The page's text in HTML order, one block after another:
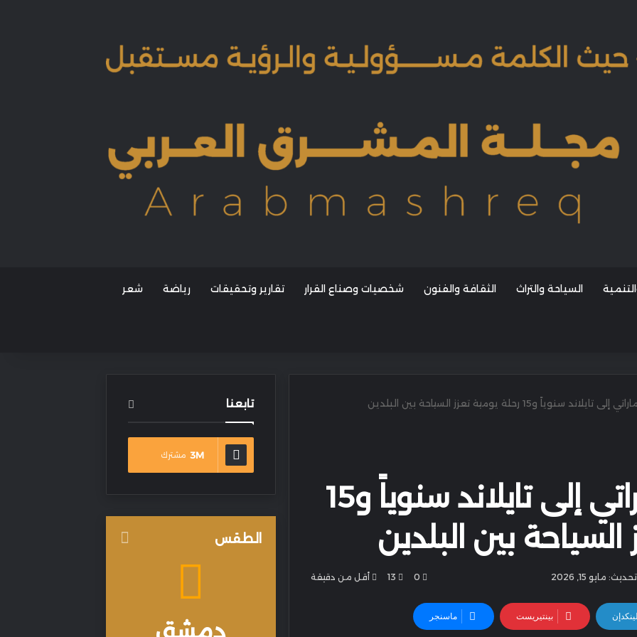
السياحة والتراث الثقافة والفنون شخصيات وصناع القرار تقارير وتحقيقات رياضة شعر
170 ألف زائر إماراتي إلى تايلاند سنوياً و15
بين البلدين
مايو 15, 2026 0
13 أقل من دقيقة
لينكدإن بينتيريست ماسنجر
تابعنا
3M مشترك
الطقس
دمشق